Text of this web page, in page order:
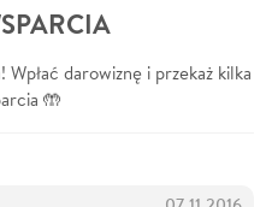
Wpłać darowiznę i przekaż kilka
🤲